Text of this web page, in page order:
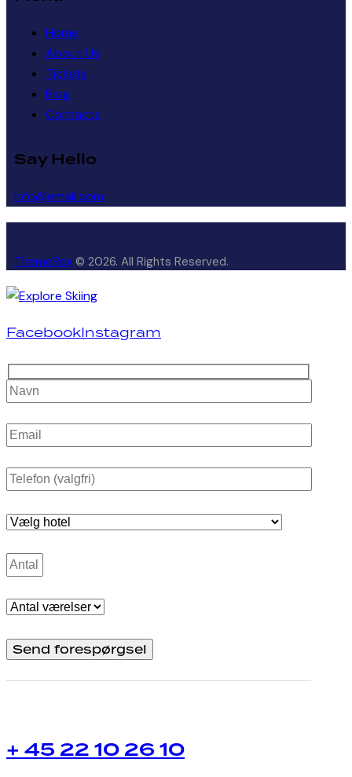
Home
About Us
Tickets
Blog
Contacts
Say Hello
info@email.com
ThemeRex © 2026. All Rights Reserved.
FacebookInstagram
+ 45 22 10 26 10